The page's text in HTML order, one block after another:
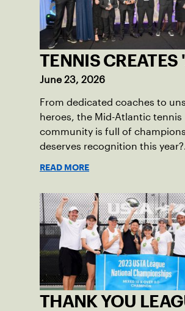
TENNIS CREATES
June 23, 2026
From dedicated coaches to
heroes, the Mid-Atlantic tennis
community is full of
deserves recognition this year?
READ MORE
THANK YOU